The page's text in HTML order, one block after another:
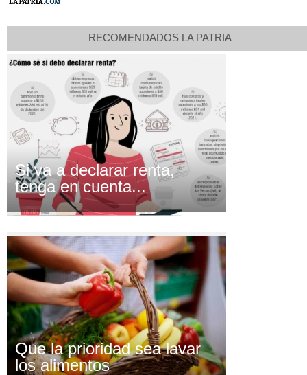
RECOMENDADOS LA PATRIA
Si va a declarar renta,
tenga en cuenta...
Que la prioridad sea lavar
los alimentos